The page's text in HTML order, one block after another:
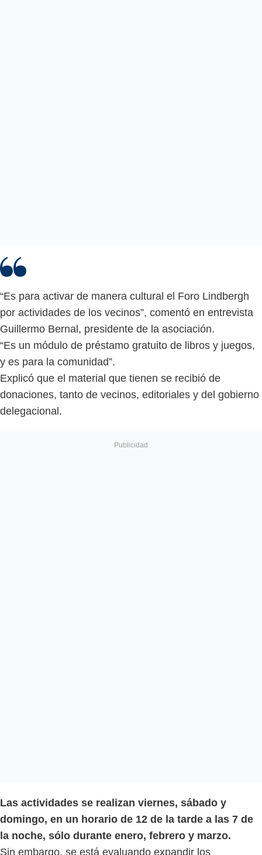
“Es para activar de manera cultural el Foro Lindbergh
por actividades de los vecinos”, comentó en entrevista
Guillermo Bernal, presidente de la asociación.
“Es un módulo de préstamo gratuito de libros y juegos,
y es para la comunidad”.
Explicó que el material que tienen se recibió de
donaciones, tanto de vecinos, editoriales y del gobierno
delegacional.
Las actividades se realizan viernes, sábado y
domingo, en un horario de 12 de la tarde a las 7 de
la noche, sólo durante enero, febrero y marzo.
Sin embargo, se está evaluando expandir los